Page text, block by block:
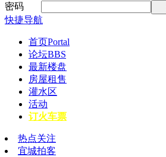
密码
快捷导航
首页Portal
论坛BBS
最新楼盘
房屋租售
灌水区
活动
订火车票
热点关注
宜城拍客